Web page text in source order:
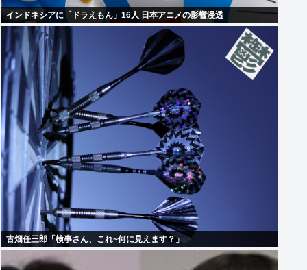
インドネシアに「ドラえもん」16人 日本アニメの影響浸透
古畑任三郎「検事さん、これ~何に見えます？」